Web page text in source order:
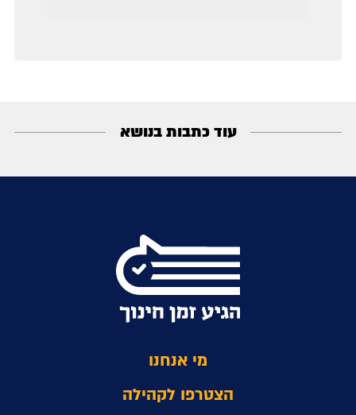
עוד כתבות בנושא
מי אנחנו
הצטרפו לקהילה